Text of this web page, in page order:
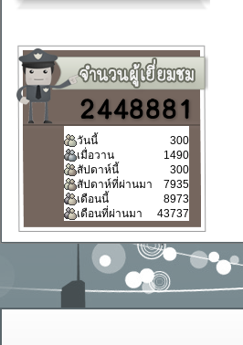
วันนี้
300
เมื่อวาน
1490
สัปดาห์นี้
300
สัปดาห์ที่ผ่านมา
7935
เดือนนี้
8973
เดือนที่ผ่านมา
43737